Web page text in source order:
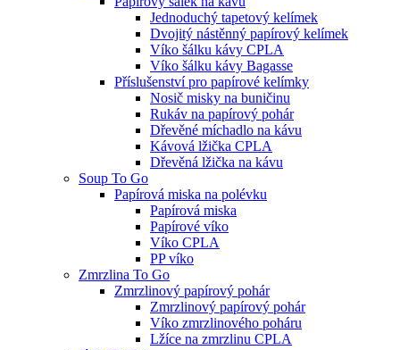
Jednoduchý tapetový kelímek
Dvojitý nástěnný papírový kelímek
Víko šálku kávy CPLA
Víko šálku kávy Bagasse
Příslušenství pro papírové kelímky
Nosič misky na buničinu
Rukáv na papírový pohár
Dřevěné míchadlo na kávu
Kávová lžička CPLA
Dřevěná lžička na kávu
Soup To Go
Papírová miska na polévku
Papírová miska
Papírové víko
Víko CPLA
PP víko
Zmrzlina To Go
Zmrzlinový papírový pohár
Zmrzlinový papírový pohár
Víko zmrzlinového poháru
Lžíce na zmrzlinu CPLA